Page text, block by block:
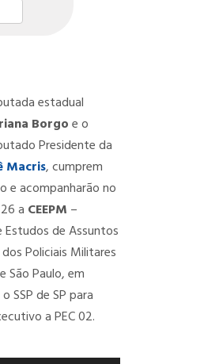
estadual
Borgoe o
Presidente da
Macris, cumprem
e acompanharão no
a CEEPM –
Estudos de Assuntos
Policiais Militares
São Paulo, em
SSP de SP para
a PEC 02.